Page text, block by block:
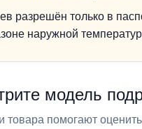
разрешён только в
наружной
модель
товара помогают